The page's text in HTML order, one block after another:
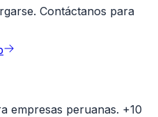
Contáctanos para
empresas peruanas. +10